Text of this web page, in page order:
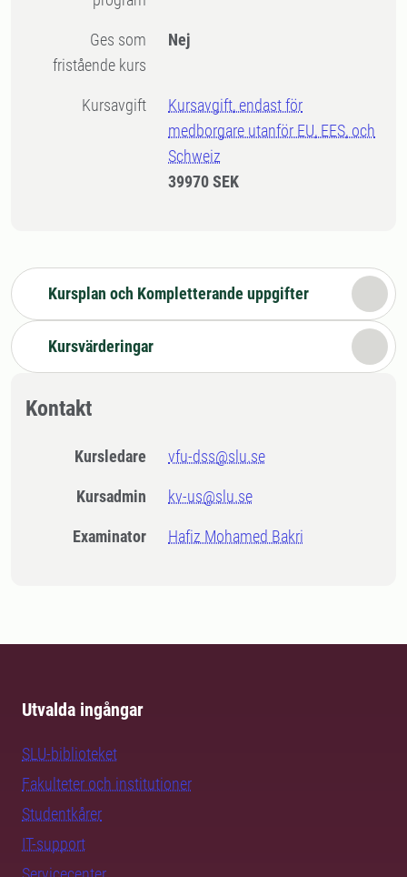
Ges som
fristående kurs
Nej
Kursavgift
Kursavgift, endast för
medborgare utanför EU, EES, och
Schweiz
39970 SEK
Kursplan och Kompletterande uppgifter
Kursvärderingar
Kontakt
Kursledare vfu-dss@slu.se
Kursadmin kv-us@slu.se
Examinator Hafiz Mohamed Bakri
Utvalda ingångar
SLU-biblioteket
Fakulteter och institutioner
Studentkårer
IT-support